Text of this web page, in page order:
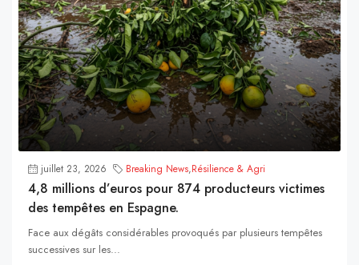
juillet 23, 2026 Breaking News,Résilience & Agri
4,8 millions d’euros pour 874 producteurs victimes
des tempêtes en Espagne.
Face aux dégâts considérables provoqués par plusieurs tempêtes
successives sur les...